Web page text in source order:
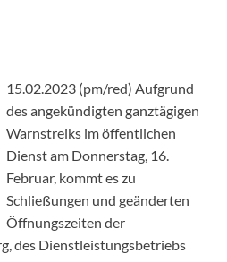
15.02.2023 (pm/red) Aufgrund
des angekündigten ganztägigen
Warnstreiks im öffentlichen
Dienst am Donnerstag, 16.
Februar, kommt es zu
Schließungen und geänderten
Öffnungszeiten der
des Dienstleistungsbetriebs